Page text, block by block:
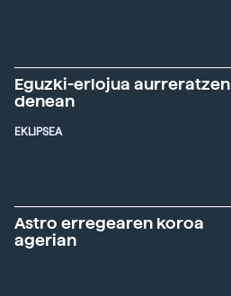
Eguzki-erlojua aurreratzen
denean
EKLIPSEA
Astro erregearen koroa
agerian